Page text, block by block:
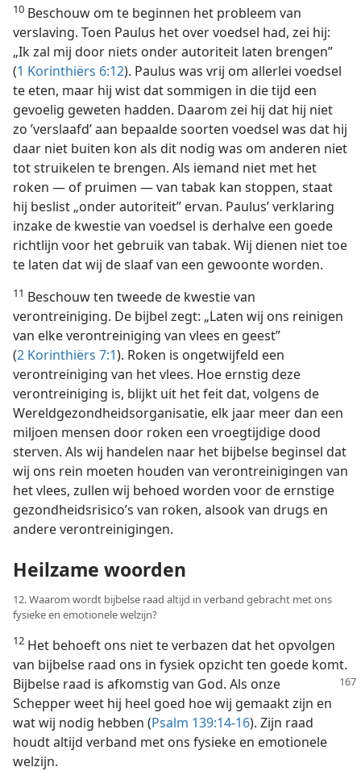
10 Beschouw om te beginnen het probleem van
verslaving. Toen Paulus het over voedsel had, zei hij:
„Ik zal mij door niets onder autoriteit laten brengen”
(1 Korinthiërs 6:12). Paulus was vrij om allerlei voedsel
te eten, maar hij wist dat sommigen in die tijd een
gevoelig geweten hadden. Daarom zei hij dat hij niet
zo ’verslaafd’ aan bepaalde soorten voedsel was dat hij
daar niet buiten kon als dit nodig was om anderen niet
tot struikelen te brengen. Als iemand niet met het
roken — of pruimen — van tabak kan stoppen, staat
hij beslist „onder autoriteit” ervan. Paulus’ verklaring
inzake de kwestie van voedsel is derhalve een goede
richtlijn voor het gebruik van tabak. Wij dienen niet toe
te laten dat wij de slaaf van een gewoonte worden.
11 Beschouw ten tweede de kwestie van
verontreiniging. De bijbel zegt: „Laten wij ons reinigen
van elke verontreiniging van vlees en geest”
(2 Korinthiërs 7:1). Roken is ongetwijfeld een
verontreiniging van het vlees. Hoe ernstig deze
verontreiniging is, blijkt uit het feit dat, volgens de
Wereldgezondheidsorganisatie, elk jaar meer dan een
miljoen mensen door roken een vroegtijdige dood
sterven. Als wij handelen naar het bijbelse beginsel dat
wij ons rein moeten houden van verontreinigingen van
het vlees, zullen wij behoed worden voor de ernstige
gezondheidsrisico’s van roken, alsook van drugs en
andere verontreinigingen.
Heilzame woorden
12. Waarom wordt bijbelse raad altijd in verband gebracht met ons
fysieke en emotionele welzijn?
12 Het behoeft ons niet te verbazen dat het opvolgen
van bijbelse raad ons in fysiek opzicht ten goede komt.
Bijbelse raad is afkomstig van God. Als onze
Schepper weet hij heel goed hoe wij gemaakt zijn en
wat wij nodig hebben (Psalm 139:14-16). Zijn raad
houdt altijd verband met ons fysieke en emotionele
welzijn.